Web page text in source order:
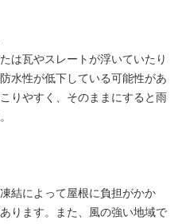
は瓦やスレートが浮いていたり
水性が低下している可能性があ
りやすく、そのままにすると雨
結によって屋根に負担がかか
ります。また、風の強い地域で